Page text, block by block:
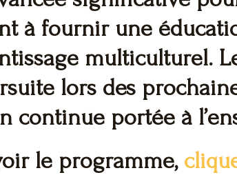
à fournir une
multiculturel.
lors des
continue portée à
le programme,